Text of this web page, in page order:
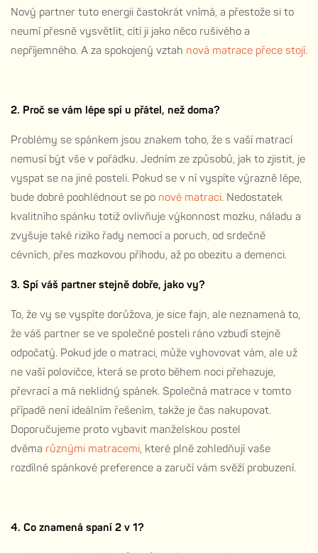
Nový partner tuto energii častokrát vnímá, a přestože si to
neumí přesně vysvětlit, cítí ji jako něco rušivého a
nepříjemného. A za spokojený vztah nová matrace přece stojí.
2. Proč se vám lépe spí u přátel, než doma?
Problémy se spánkem jsou znakem toho, že s vaší matrací
nemusí být vše v pořádku. Jedním ze způsobů, jak to zjistit, je
vyspat se na jiné posteli. Pokud se v ní vyspíte výrazně lépe,
bude dobré poohlédnout se po nové matraci. Nedostatek
kvalitního spánku totiž ovlivňuje výkonnost mozku, náladu a
zvyšuje také riziko řady nemocí a poruch, od srdečně
cévních, přes mozkovou příhodu, až po obezitu a demenci.
3. Spí váš partner stejně dobře, jako vy?
To, že vy se vyspíte dorůžova, je sice fajn, ale neznamená to,
že váš partner se ve společné posteli ráno vzbudí stejně
odpočatý. Pokud jde o matraci, může vyhovovat vám, ale už
ne vaší polovičce, která se proto během noci přehazuje,
převrací a má neklidný spánek. Společná matrace v tomto
případě není ideálním řešením, takže je čas nakupovat.
Doporučujeme proto vybavit manželskou postel
dvěma různými matracemi, které plně zohledňují vaše
rozdílné spánkové preference a zaručí vám svěží probuzení.
4. Co znamená spaní 2 v 1?